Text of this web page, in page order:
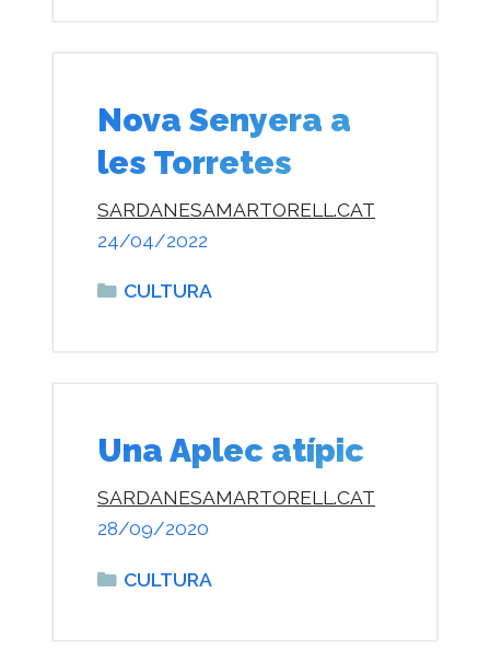
Nova Senyera a
les Torretes
24/04/2022
SARDANESAMARTORELL.CAT
Categories
CULTURA
Una Aplec atípic
28/09/2020
SARDANESAMARTORELL.CAT
Categories
CULTURA